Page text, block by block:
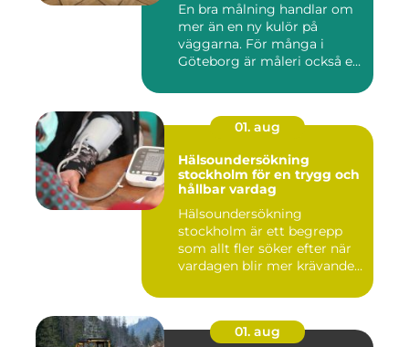
En bra målning handlar om
mer än en ny kulör på
väggarna. För många i
Göteborg är måleri också ett
01. aug
Hälsoundersökning
stockholm för en trygg och
hållbar vardag
Hälsoundersökning
stockholm är ett begrepp
som allt fler söker efter när
vardagen blir mer krävande
01. aug